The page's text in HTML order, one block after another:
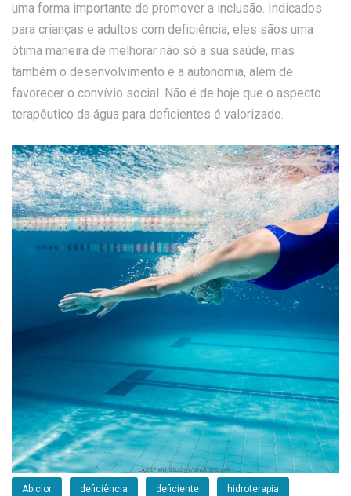
uma forma importante de promover a inclusão. Indicados
para crianças e adultos com deficiência, eles sãos uma
ótima maneira de melhorar não só a sua saúde, mas
também o desenvolvimento e a autonomia, além de
favorecer o convívio social. Não é de hoje que o aspecto
terapêutico da água para deficientes é valorizado.
Abiclor deficiência deficiente hidroterapia